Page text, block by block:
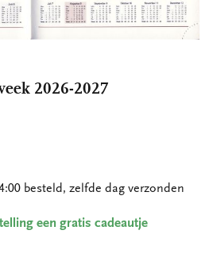
2026-2027
besteld, zelfde dag verzonden
een gratis cadeautje